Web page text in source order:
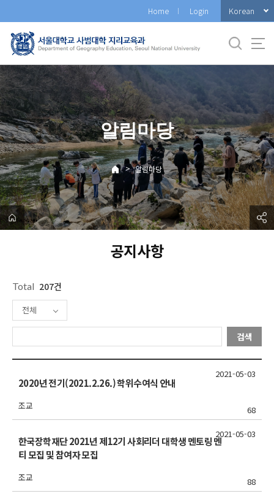
로
메
뉴
Home Login Korean
알림마당
> 알림마당
공지사항
Total 207건
전체
검색
2020년 전기(2021.2.26.) 학위수여식 안내
조교 68
2021-05-03
한국장학재단 2021년 제12기 사회리더 대학생 멘토링 멘
티 모집 및 참여자 모집
조교 88
2021-05-03